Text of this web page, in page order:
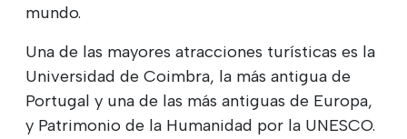
mundo.
Una de las mayores atracciones turísticas es la
Universidad de Coimbra, la más antigua de
Portugal y una de las más antiguas de Europa,
y Patrimonio de la Humanidad por la UNESCO.